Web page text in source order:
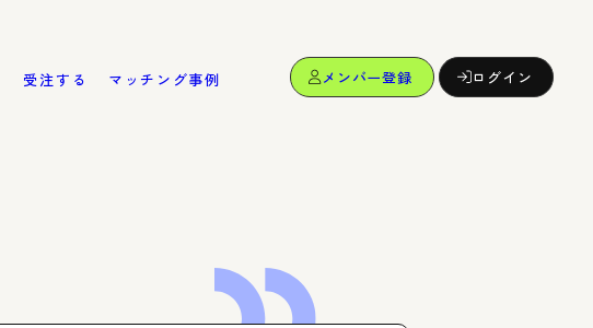
受注する マッチング事例 メンバー登録 ログイン